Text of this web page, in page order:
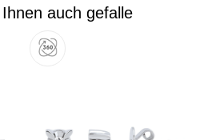
auch gefalle